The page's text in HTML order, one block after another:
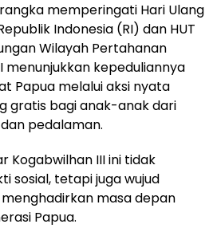
memperingati Hari Ulang
Indonesia (RI) dan HUT
Wilayah Pertahanan
menunjukkan kepeduliannya
Papua melalui aksi nyata
gratis bagi anak-anak dari
pedalaman.
Kogabwilhan III ini tidak
sosial, tetapi juga wujud
masa depan
Papua.